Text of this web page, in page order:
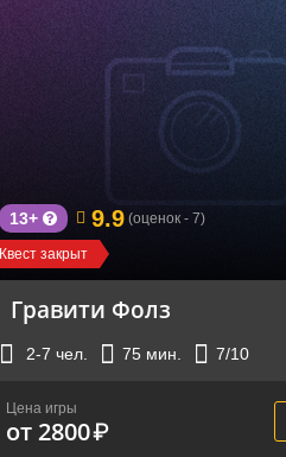
Квест закрыт
13+ 9.9 (оценок - 7)
Гравити Фолз
2-7 чел. 75 мин. 7/10
Цена игры
от 2800₽